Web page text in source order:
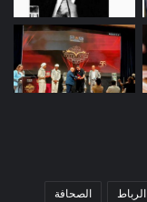
الرباط الصحافة